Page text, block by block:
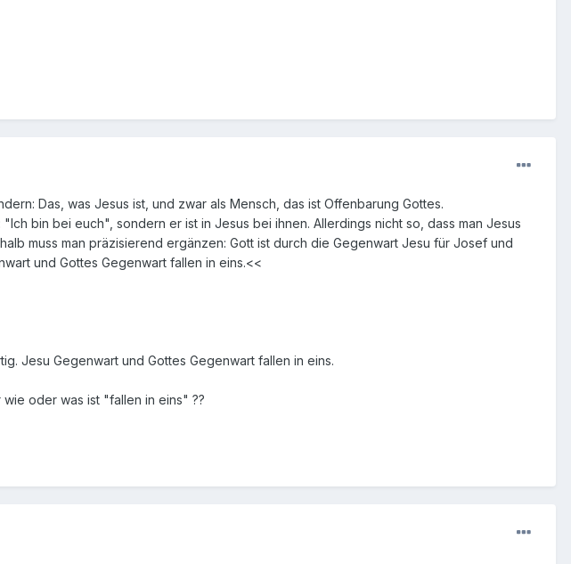
Das, was Jesus ist, und zwar als Mensch, das ist Offenbarung Gottes.
bin bei euch", sondern er ist in Jesus bei ihnen. Allerdings nicht so, dass man Jesus
muss man präzisierend ergänzen: Gott ist durch die Gegenwart Jesu für Josef und
und Gottes Gegenwart fallen in eins.<<
Jesu Gegenwart und Gottes Gegenwart fallen in eins.
oder was ist "fallen in eins" ??